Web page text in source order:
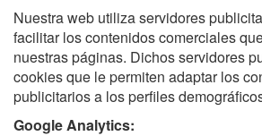
Nuestra web utiliza servidores
facilitar los contenidos comerciales
nuestras páginas. Dichos servidores
cookies que le permiten adaptar los
publicitarios a los perfiles
Google Analytics: